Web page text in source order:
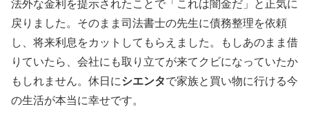
法外な金利を提示されたことで「これは闇金だ」と正気に
戻りました。そのまま司法書士の先生に債務整理を依頼
し、将来利息をカットしてもらえました。もしあのまま借
りていたら、会社にも取り立てが来てクビになっていたか
もしれません。休日にシエンタで家族と買い物に行ける今
の生活が本当に幸せです。